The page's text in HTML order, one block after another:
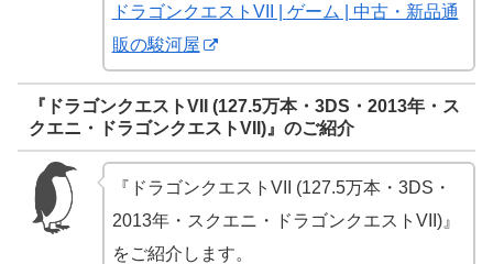
ドラゴンクエストVII | ゲーム | 中古・新品通
販の駿河屋
『ドラゴンクエストVII (127.5万本・3DS・2013年・ス
クエニ・ドラゴンクエストVII)』のご紹介
『ドラゴンクエストVII (127.5万本・3DS・
2013年・スクエニ・ドラゴンクエストVII)』
をご紹介します。